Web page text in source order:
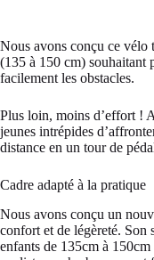
Nous avons conçu ce vélo
(135 à 150 cm) souhaitant
facilement les obstacles.
Plus loin, moins d’effort !
jeunes intrépides
distance en un tour de
Cadre adapté à la pratique
Nous avons conçu un
confort et de légèreté. Son
enfants de 135cm à